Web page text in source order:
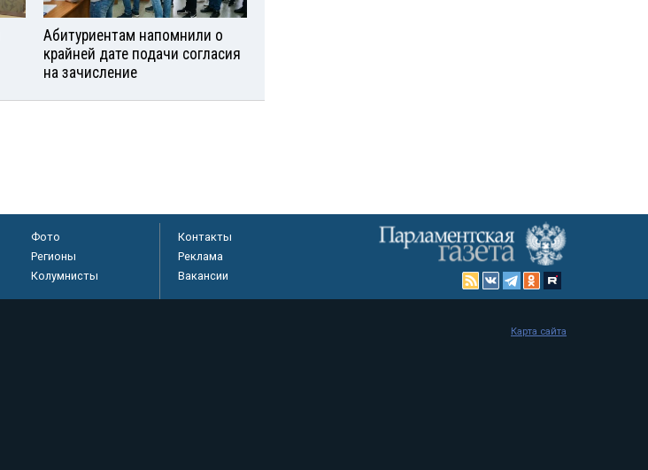
Абитуриентам напомнили о
крайней дате подачи согласия
на зачисление
Фото
Регионы
Колумнисты
Контакты
Реклама
Вакансии
Карта сайта